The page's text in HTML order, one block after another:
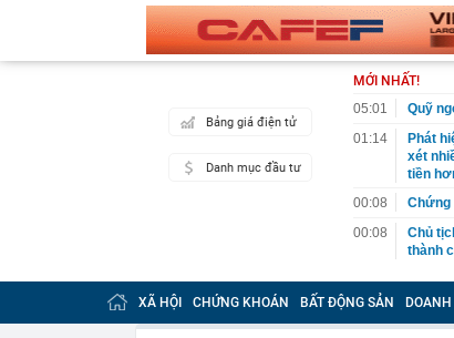
Bảng giá điện tử
Danh mục đầu tư
MỚI NHẤT!
05:01
Quỹ
01:14
Phát
xét
tiền
00:08
Chứng
00:08
Chủ
thành
00:05
Ít
nhất
XÃ HỘI CHỨNG KHOÁN BẤT ĐỘNG SẢN